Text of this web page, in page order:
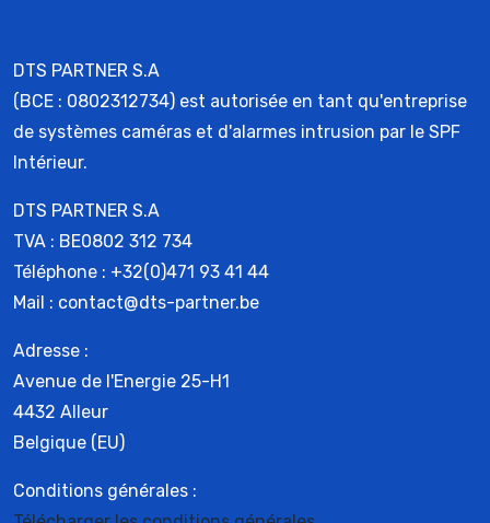
DTS PARTNER S.A
(BCE : 0802312734) est autorisée en tant qu'entreprise
de systèmes caméras et d'alarmes intrusion par le SPF
Intérieur.
DTS PARTNER S.A
TVA : BE0802 312 734
Téléphone : +32(0)471 93 41 44
Mail : contact@dts-partner.be
Adresse :
Avenue de l'Energie 25-H1
4432 Alleur
Belgique (EU)
Conditions générales :